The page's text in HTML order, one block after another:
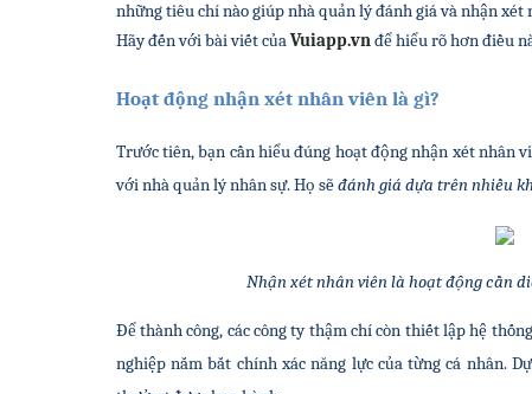
những tiêu chí nào giúp nhà quản lý đánh giá và nhận xét
Hãy đến với bài viết của Vuiapp.vn để hiểu rõ hơn điều
Hoạt động nhận xét nhân viên là gì?
Trước tiên, bạn cần hiểu đúng hoạt động nhận xét nhân
với nhà quản lý nhân sự. Họ sẽ đánh giá dựa trên nhiều
Nhận xét nhân viên là hoạt động cần
Để thành công, các công ty thậm chí còn thiết lập hệ
nghiệp nắm bắt chính xác năng lực của từng cá nhân.